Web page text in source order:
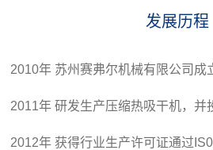
发展历程
2010年 苏州赛弗尔机械有限公司成
2011年 研发生产压缩热吸干机，并
2012年 获得行业生产许可证通过